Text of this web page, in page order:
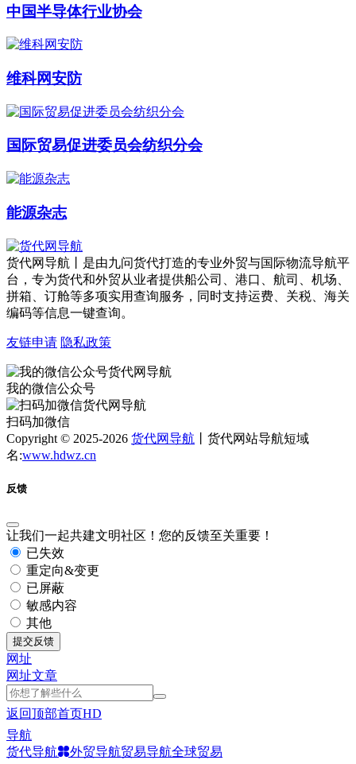
中国半导体行业协会
维科网安防
国际贸易促进委员会纺织分会
能源杂志
货代网导航丨是由九问货代打造的专业外贸与国际物流导航平
台，专为货代和外贸从业者提供船公司、港口、航司、机场、
拼箱、订舱等多项实用查询服务，同时支持运费、关税、海关
编码等信息一键查询。
友链申请 隐私政策
我的微信公众号
扫码加微信
Copyright © 2025-2026 货代网导航 丨货代网站导航短域
名:www.hdwz.cn
反馈
让我们一起共建文明社区！您的反馈至关重要！
已失效
重定向&变更
已屏蔽
敏感内容
其他
提交反馈
网址
网址文章
返回顶部首页HD
导航
货代导航
外贸导航贸易导航全球贸易